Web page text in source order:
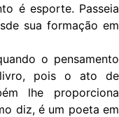
é esporte. Passeia
sua formação em
o pensamento
pois o ato de
lhe proporciona
diz, é um poeta em